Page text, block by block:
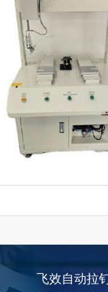
飞效自动拉